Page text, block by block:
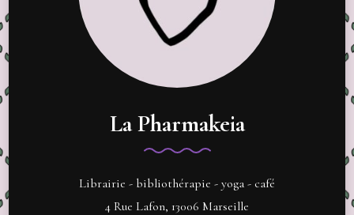
La Pharmakeia
Librairie - bibliothérapie - yoga - café
4 Rue Lafon, 13006 Marseille